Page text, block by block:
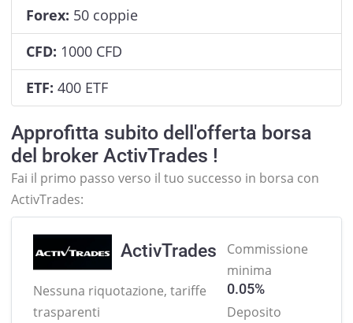
Forex: 50 coppie
CFD: 1000 CFD
ETF: 400 ETF
Approfitta subito dell'offerta borsa
del broker ActivTrades !
Fai il primo passo verso il tuo successo in borsa con
ActivTrades:
ActivTrades
Nessuna riquotazione, tariffe
trasparenti
Commissione
minima
0.05%
Deposito